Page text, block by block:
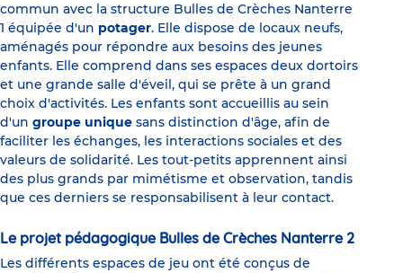
commun avec la structure Bulles de Crèches Nanterre
1 équipée d'un potager. Elle dispose de locaux neufs,
aménagés pour répondre aux besoins des jeunes
enfants. Elle comprend dans ses espaces deux dortoirs
et une grande salle d'éveil, qui se prête à un grand
choix d'activités. Les enfants sont accueillis au sein
d'un groupe unique sans distinction d'âge, afin de
faciliter les échanges, les interactions sociales et des
valeurs de solidarité. Les tout-petits apprennent ainsi
des plus grands par mimétisme et observation, tandis
que ces derniers se responsabilisent à leur contact.
Le projet pédagogique Bulles de Crèches Nanterre 2
Les différents espaces de jeu ont été conçus de